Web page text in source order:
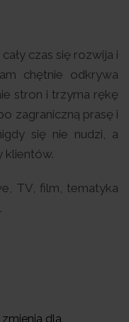
czas się rozwija i
chętnie odkrywa
stron i trzyma rękę
zagraniczną prasę i
się nie nudzi, a
klientów.
TV, film, tematyka
dla